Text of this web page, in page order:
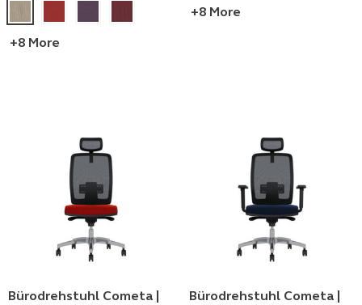
+8 More
+8 More
Bürodrehstuhl Cometa | Bürodrehstuhl Cometa |